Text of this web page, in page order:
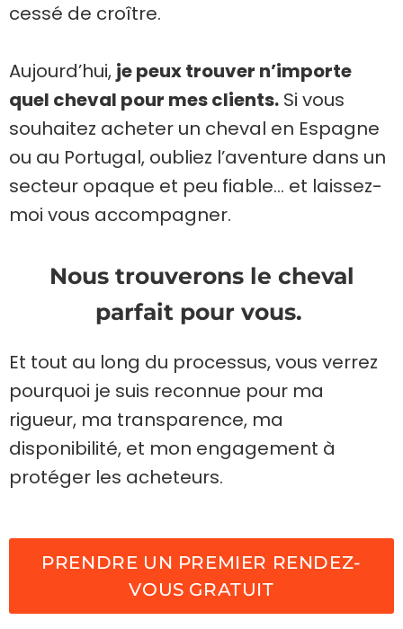
cessé de croître.
Aujourd’hui, je peux trouver n’importe
quel cheval pour mes clients. Si vous
souhaitez acheter un cheval en Espagne
ou au Portugal, oubliez l’aventure dans un
secteur opaque et peu fiable… et laissez-
moi vous accompagner.
Nous trouverons le cheval
parfait pour vous.
Et tout au long du processus, vous verrez
pourquoi je suis reconnue pour ma
rigueur, ma transparence, ma
disponibilité, et mon engagement à
protéger les acheteurs.
PRENDRE UN PREMIER RENDEZ-
VOUS GRATUIT